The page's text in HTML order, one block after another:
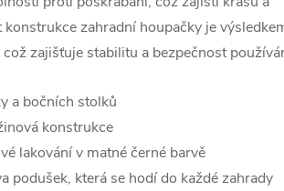
zahradní houpačky je
zajišťuje stabilitu a bezpečnost
a bočních stolků
konstrukce
lakování v matné černé barvě
podušek, která se hodí do každé zahrady